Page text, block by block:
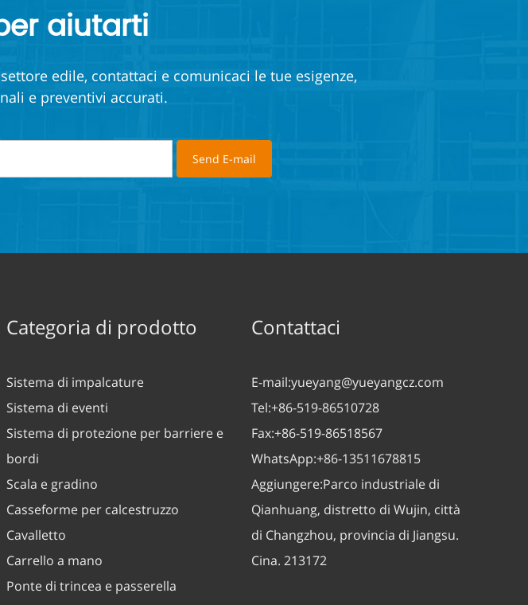
aiutarti
edile, contattaci e comunicaci le tue esigenze,
e preventivi accurati.
Categoria di prodotto
Sistema di impalcature
Sistema di eventi
Sistema di protezione per barriere e
bordi
Scala e gradino
Casseforme per calcestruzzo
Cavalletto
Carrello a mano
Ponte di trincea e passerella
Contattaci
E-mail:yueyang@yueyangcz.com
Tel:+86-519-86510728
Fax:+86-519-86518567
WhatsApp:+86-13511678815
Aggiungere:Parco industriale di
Qianhuang, distretto di Wujin, città
di Changzhou, provincia di Jiangsu.
Cina. 213172